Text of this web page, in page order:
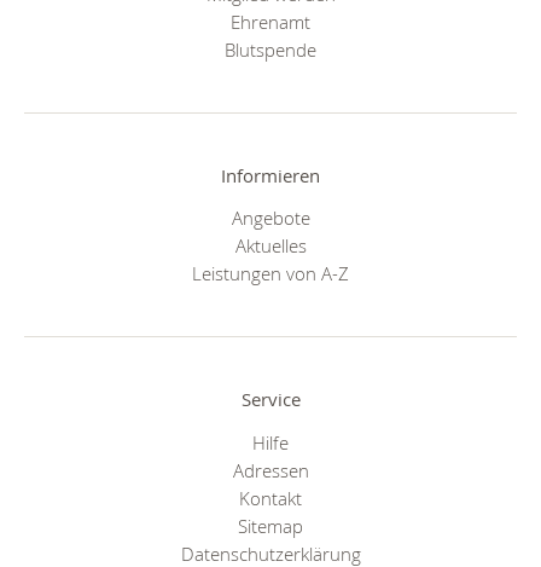
Ehrenamt
Blutspende
Informieren
Angebote
Aktuelles
Leistungen von A-Z
Service
Hilfe
Adressen
Kontakt
Sitemap
Datenschutzerklärung